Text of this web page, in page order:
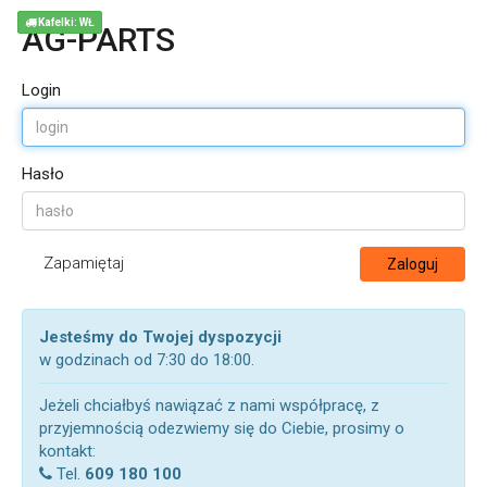
AG-PARTS
Login
Hasło
Zapamiętaj Zaloguj
Jesteśmy do Twojej dyspozycji
w godzinach od 7:30 do 18:00.
Jeżeli chciałbyś nawiązać z nami współpracę, z
przyjemnością odezwiemy się do Ciebie, prosimy o
kontakt:
Tel. 609 180 100
Kafelki: WŁ